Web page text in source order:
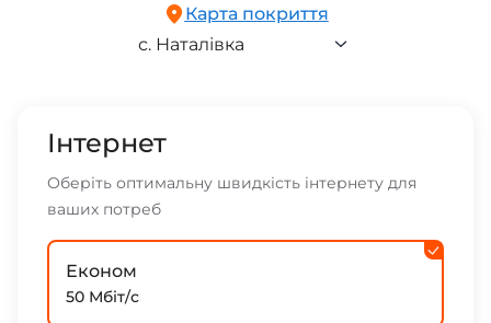
Карта покриття
с. Наталівка
м. Запоріжжя
с. Наталівка
Інтернет
Оберіть оптимальну швидкість інтернету для
ваших потреб
Економ
50 Мбіт/с